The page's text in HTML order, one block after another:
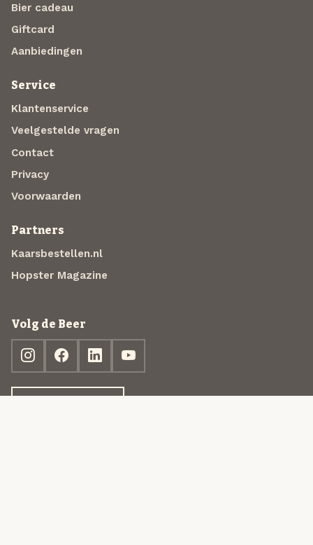
Bier cadeau
Giftcard
Aanbiedingen
Service
Klantenservice
Veelgestelde vragen
Contact
Privacy
Voorwaarden
Partners
Kaarsbestellen.nl
Hopster Magazine
Volg de Beer